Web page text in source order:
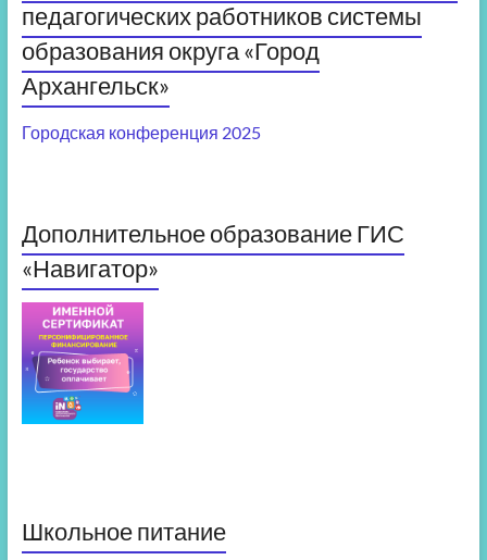
педагогических работников системы
образования округа «Город
Архангельск»
Городская конференция 2025
Дополнительное образование ГИС
«Навигатор»
Школьное питание